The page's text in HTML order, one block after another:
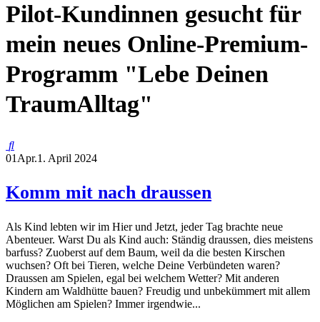
Pilot-Kundinnen gesucht für
mein neues Online-Premium-
Programm "Lebe Deinen
TraumAlltag"
01Apr.1. April 2024
Komm mit nach draussen
Als Kind lebten wir im Hier und Jetzt, jeder Tag brachte neue
Abenteuer. Warst Du als Kind auch: Ständig draussen, dies meistens
barfuss? Zuoberst auf dem Baum, weil da die besten Kirschen
wuchsen? Oft bei Tieren, welche Deine Verbündeten waren?
Draussen am Spielen, egal bei welchem Wetter? Mit anderen
Kindern am Waldhütte bauen? Freudig und unbekümmert mit allem
Möglichen am Spielen? Immer irgendwie...